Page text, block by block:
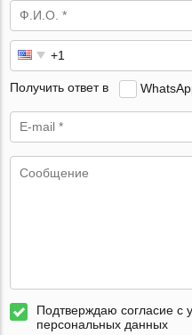
Получить ответ в
Подтверждаю согласие с
персональных данных